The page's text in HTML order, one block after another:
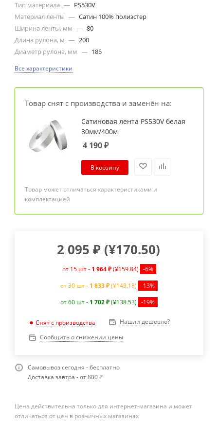
Тип материала — PS530V
Материал ленты — Сатин 100% полиэстер
Ширина ленты, мм — 80
Длина рулона, м — 200
Диаметр рулона, мм — 185
Все характеристики
Товар снят с производства и заменён на:
Сатиновая лента PS530V белая
80мм/400м
4 190₽
В корзину
Товар может отличаться характеристиками и
комплектацией
2 095 ₽ (¥170.50)
от 15 шт - 1 964 ₽ (¥159.84) -6%
от 30 шт - 1 833 ₽(¥149.18) -13%
от 60 шт - 1 702 ₽(¥138.53) -19%
Снят с производства
Нашли дешевле?
Сообщить о снижении цены
Самовывоз сегодня - бесплатно
Доставка завтра - от 800 ₽
Цена действительна только для интернет-магазина и может
отличаться от цен в розничных магазинах